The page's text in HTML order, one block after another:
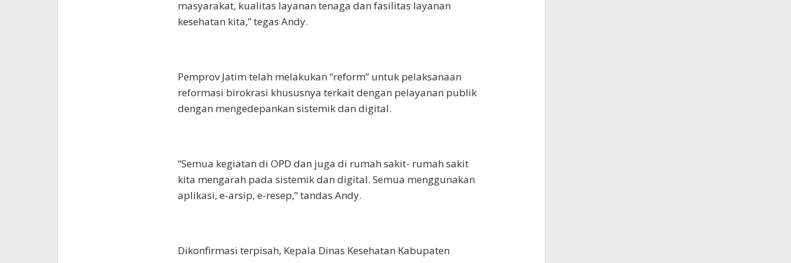
masyarakat, kualitas layanan tenaga dan fasilitas layanan
kesehatan kita,” tegas Andy.
Pemprov Jatim telah melakukan “reform” untuk pelaksanaan
reformasi birokrasi khususnya terkait dengan pelayanan publik
dengan mengedepankan sistemik dan digital.
“Semua kegiatan di OPD dan juga di rumah sakit- rumah sakit
kita mengarah pada sistemik dan digital. Semua menggunakan
aplikasi, e-arsip, e-resep,” tandas Andy.
Dikonfirmasi terpisah, Kepala Dinas Kesehatan Kabupaten